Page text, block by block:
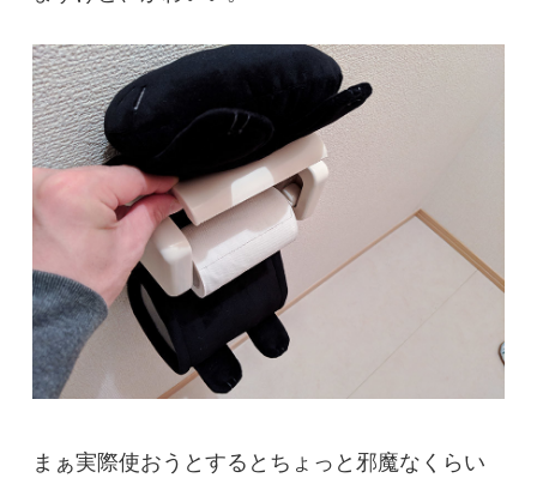
まぁ実際使おうとするとちょっと邪魔なくらい